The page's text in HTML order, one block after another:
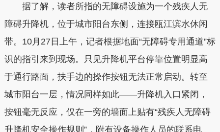
据了解，读者所指的无障碍设施为一个残疾人无
障碍升降机，位于城市阳台东侧，连接瓯江滨水休闲
带。10月27日上午，记者根据地面“无障碍专用通道”标
识的指引来到现场。只见升降机平台停靠位置明显高
于通行路面，扶手边的操作按钮无法正常启动。转至
城市阳台一层，情况同样如此——升降机入口紧闭，
按钮毫无反应，仅在一旁的墙面上贴有“残疾人无障碍
升降机安全操作规则”，附有设备操作人员的联系电